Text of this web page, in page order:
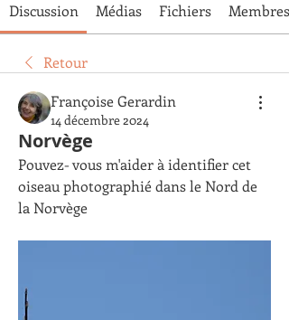
Discussion Médias Fichiers Membres
Retour
Françoise Gerardin
14 décembre 2024
Norvège
Pouvez- vous m'aider à identifier cet
oiseau photographié dans le Nord de
la Norvège